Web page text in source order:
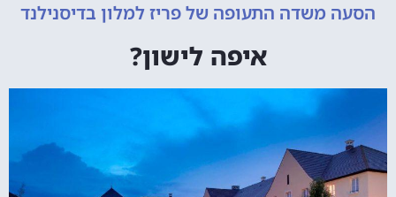
הסעה משדה התעופה של פריז למלון בדיסנילנד
איפה לישון?